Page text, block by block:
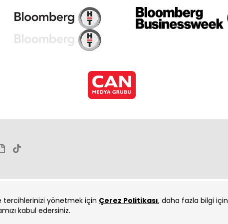
tercihlerinizi yönetmek için Çerez Politikası, daha fazla bilgi için
kabul edersiniz.